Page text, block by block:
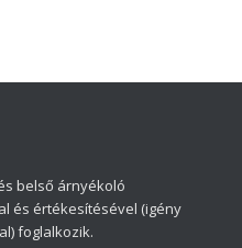
belső árnyékoló
és értékesítésével (igény
foglalkozik.